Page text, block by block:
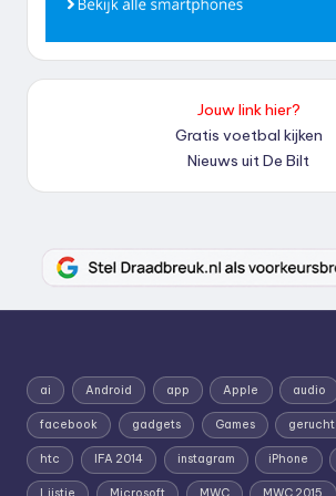
Jouw link hier?
Gratis voetbal kijken
Nieuws uit De Bilt
ai Android app Apple audio
facebook gadgets Games gerucht
htc IFA 2014 instagram iPhone